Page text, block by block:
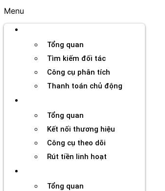
Menu
Tổng quan
Tìm kiếm đối tác
Công cụ phân tích
Thanh toán chủ động
Tổng quan
Kết nối thương hiệu
Công cụ theo dõi
Rút tiền linh hoạt
Tổng quan